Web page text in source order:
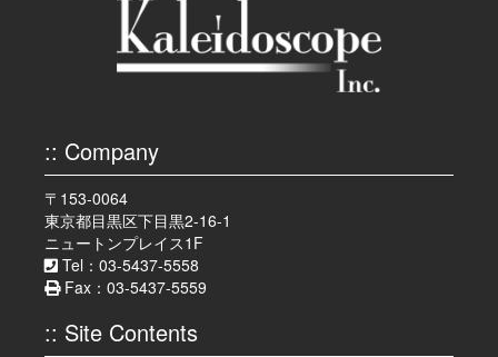
:: Company
〒153-0064
東京都目黒区下目黒2-16-1
ニュートンプレイス1F
Tel：03-5437-5558
Fax：03-5437-5559
:: Site Contents